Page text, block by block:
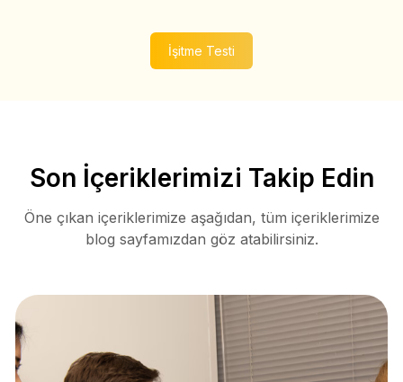
İşitme Testi
Son İçeriklerimizi Takip Edin
Öne çıkan içeriklerimize aşağıdan, tüm içeriklerimize
blog sayfamızdan göz atabilirsiniz.